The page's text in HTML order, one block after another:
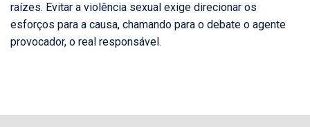
raízes. Evitar a violência sexual exige direcionar os
esforços para a causa, chamando para o debate o agente
provocador, o real responsável.